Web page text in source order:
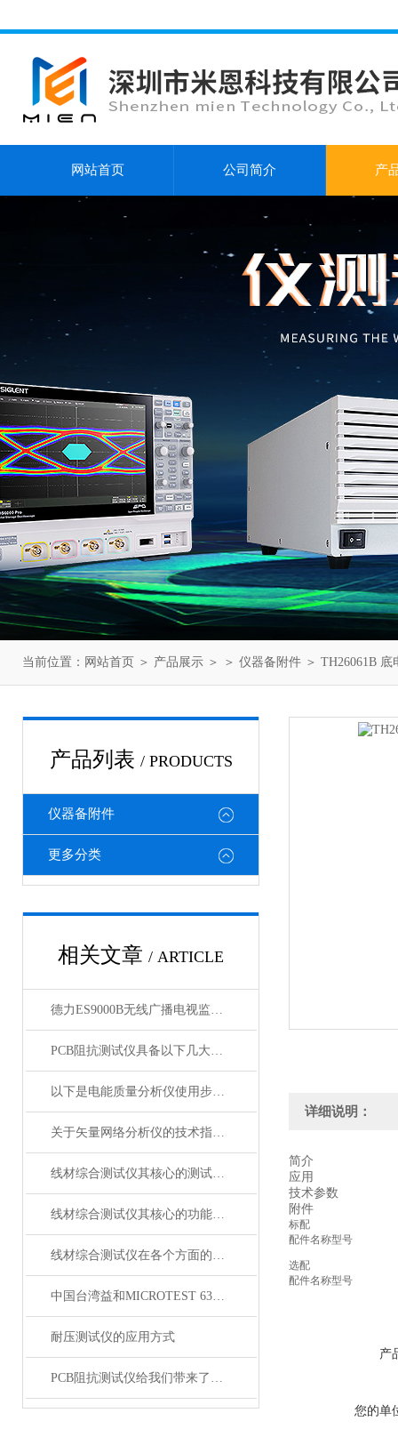
网站首页 公司简介 产
当前位置： 网站首页 ＞ 产品展示 ＞ ＞ 仪器备附件 ＞ TH26061B
产品列表 / PRODUCTS
仪器备附件
更多分类
相关文章 / ARTICLE
德力ES9000B无线广播电视监测车系统
PCB阻抗测试仪具备以下几大特点
以下是电能质量分析仪使用步骤的详细介绍
关于矢量网络分析仪的技术指标你有什么看法？
线材综合测试仪其核心的测试模块是什么？
线材综合测试仪其核心的功能是什么呢？
线材综合测试仪在各个方面的注意事项
中国台湾益和MICROTEST 6372 LCR测试仪
耐压测试仪的应用方式
PCB阻抗测试仪给我们带来了怎样的特点呢？
详细说明：
简介
应用
技术参数
附件
标配
配件名称型号
选配
配件名称型号
产
您的单